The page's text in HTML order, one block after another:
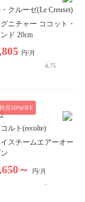
クルーゼ(Le Creuset)
ニチャー ココット・
ド 20cm
円/月
4.75
月50%OFF
ルト(recolte)
スチームエアーオー
～
円/月
-